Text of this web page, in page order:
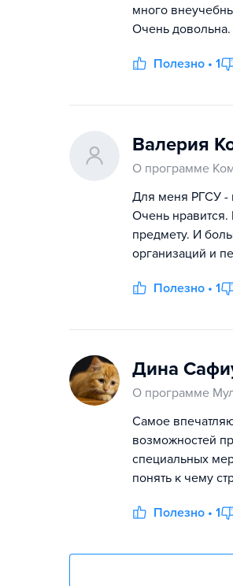
много
Очень довольна.
Полезно • 1
Валерия
О программе
Для меня РГСУ -
Очень
предмету. И
организаций и
Полезно • 1
Дина
О программе
Самое
возможностей
специальных
понять к чему
Полезно • 1